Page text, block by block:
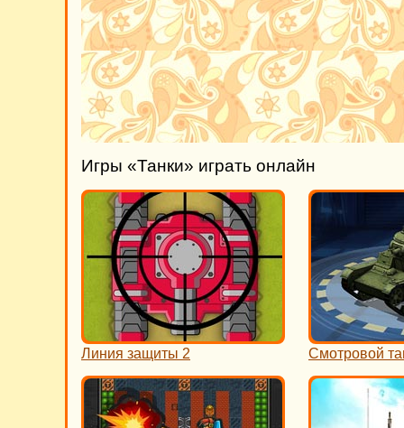
Игры «Танки» играть онлайн
Линия защиты 2 Смотровой